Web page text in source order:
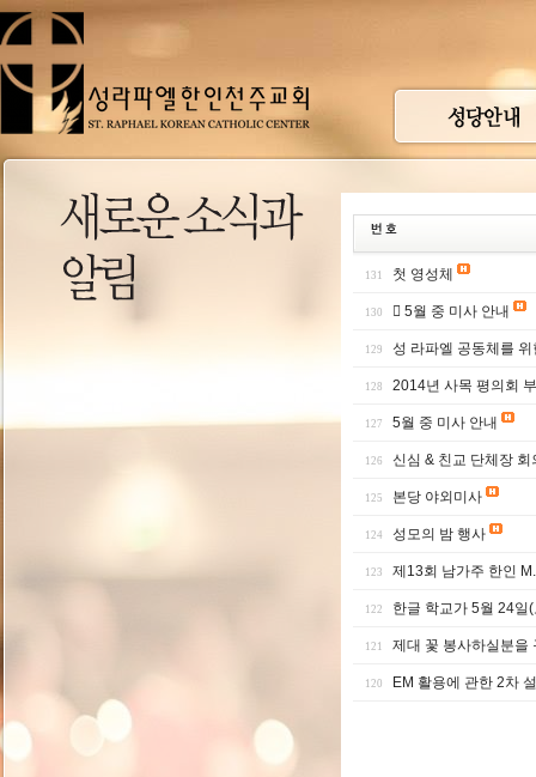
131 첫 영성체
130  5월 중 미사 안내
129 성 라파엘 공동체를
128 2014년 사목 평의회
127 5월 중 미사 안내
126 신심 & 친교 단체장 회
125 본당 야외미사
124 성모의 밤 행사
123 제13회 남가주 한인
122 한글 학교가 5월 24
121 제대 꽃 봉사하실분을
120 EM 활용에 관한 2차